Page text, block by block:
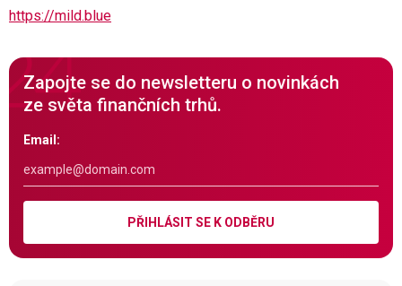
https://mild.blue
Zapojte se do newsletteru o novinkách
ze světa finančních trhů.
Email:
PŘIHLÁSIT SE K ODBĚRU